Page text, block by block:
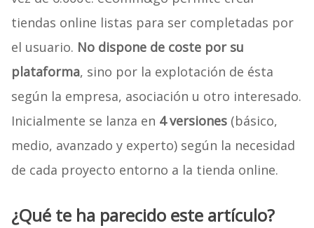
tiendas online listas para ser completadas por
el usuario. No dispone de coste por su
plataforma, sino por la explotación de ésta
según la empresa, asociación u otro interesado.
Inicialmente se lanza en 4 versiones (básico,
medio, avanzado y experto) según la necesidad
de cada proyecto entorno a la tienda online.
¿Qué te ha parecido este artículo?